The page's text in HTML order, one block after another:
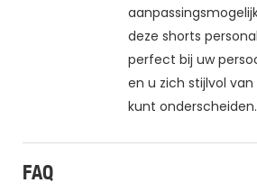
deze shorts
perfect bij uw
en u zich stijlvol
kunt onderscheiden.
FAQ